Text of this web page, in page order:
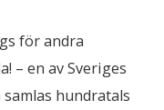
för andra
– en av Sveriges
hundratals